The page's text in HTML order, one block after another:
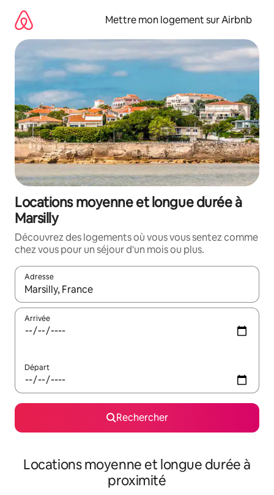
directement
contenu
Mettre mon logement sur Airbnb
Locations moyenne et longue durée à
Marsilly
Découvrez des logements où vous vous sentez comme
chez vous pour un séjour d'un mois ou plus.
Adresse
Lorsque les résultats s'affichent, utilisez les flèches vers le
Arrivée
Départ
Rechercher
Locations moyenne et longue durée à
proximité